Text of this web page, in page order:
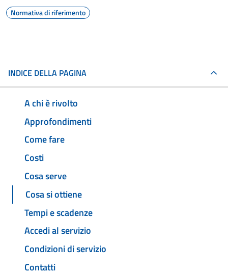
Normativa di riferimento
INDICE DELLA PAGINA
A chi è rivolto
Approfondimenti
Come fare
Costi
Cosa serve
Cosa si ottiene
Tempi e scadenze
Accedi al servizio
Condizioni di servizio
Contatti